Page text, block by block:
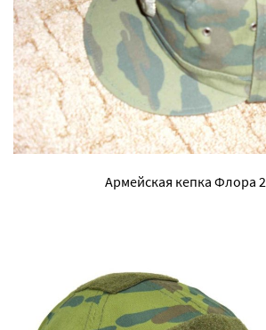
Армейская кепка Флора